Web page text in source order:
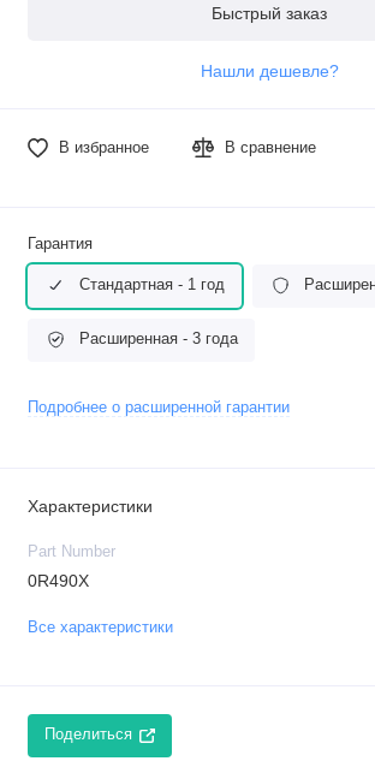
Быстрый заказ
Нашли дешевле?
В избранное В сравнение
Гарантия
Стандартная - 1 год
Расширенная - 3 года
Подробнее о расширенной гарантии
Характеристики
Part Number
0R490X
Все характеристики
Поделиться